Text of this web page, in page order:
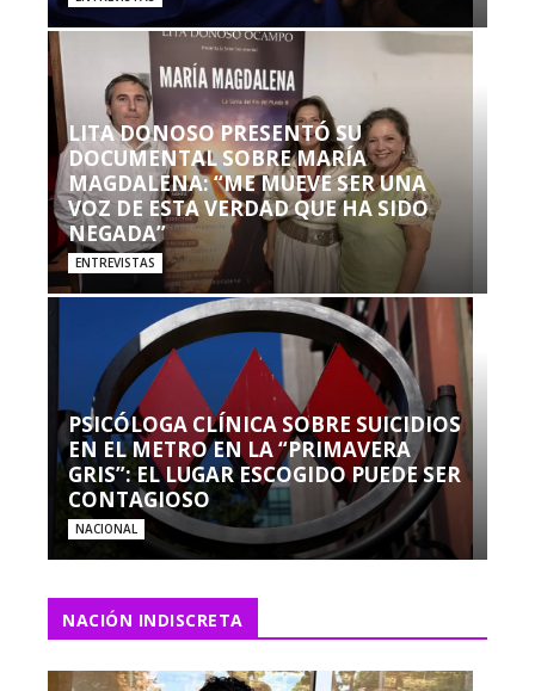
LITA DONOSO PRESENTÓ SU
DOCUMENTAL SOBRE MARÍA
MAGDALENA: “ME MUEVE SER UNA
VOZ DE ESTA VERDAD QUE HA SIDO
NEGADA”
ENTREVISTAS
PSICÓLOGA CLÍNICA SOBRE SUICIDIOS
EN EL METRO EN LA “PRIMAVERA
GRIS”: EL LUGAR ESCOGIDO PUEDE SER
CONTAGIOSO
NACIONAL
NACIÓN INDISCRETA